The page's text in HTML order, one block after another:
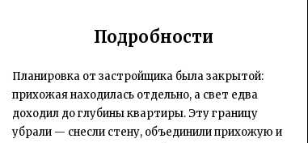
Подробности
Планировка от застройщика была закрытой:
прихожая находилась отдельно, а свет едва
доходил до глубины квартиры. Эту границу
убрали — снесли стену, объединили прихожую и